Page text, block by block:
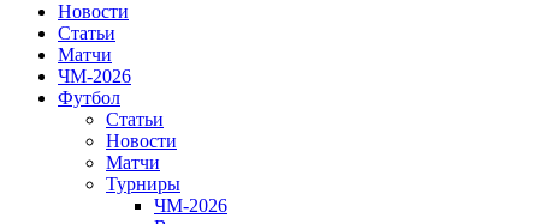
Новости
Статьи
Матчи
ЧМ-2026
Футбол
Статьи
Новости
Матчи
Турниры
ЧМ-2026